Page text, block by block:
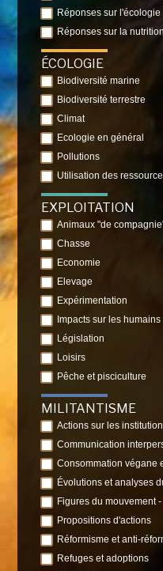
Réponses sur l'écologie
Réponses sur la nutrition
ÉCOLOGIE
Biodiversité marine
Biodiversité terrestre
Climat
Ecologie en général
Pollutions
Utilisation des
EXPLOITATION
Animaux "de
Chasse
Economie
Elevage
Expérimentation
Impacts sur les humains
Législation
Loisirs
Pêche et pisciculture
MILITANTISME
Actions sur les
Communication
Consommation végane
Évolutions et analyses
Figures du mouvement
Propositions d'actions
Réformisme et anti-
Refuges et adoptions